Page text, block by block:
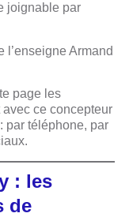
par
Armand
page les
ce concepteur
par téléphone, par
: les
de